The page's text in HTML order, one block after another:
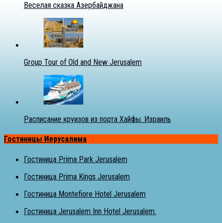
Веселая сказка Азербайджана
Group Tour of Old and New Jerusalem
Расписание круизов из порта Хайфы. Израиль
Гостиницы Иерусалима
Гостиница Prima Park Jerusalem
Гостиница Prima Kings Jerusalem
Гостиница Montefiore Hotel Jerusalem
Гостиница Jerusalem Inn Hotel Jerusalem.